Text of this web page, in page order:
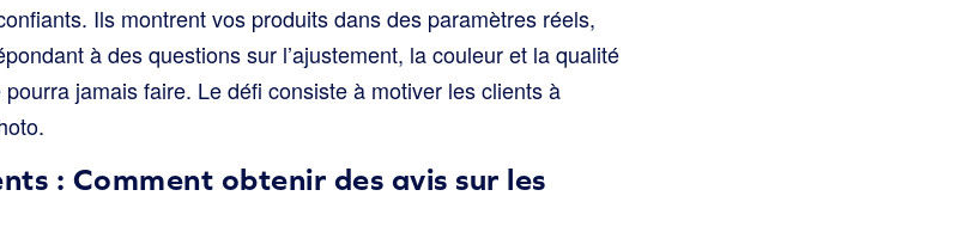
Ils montrent vos produits dans des paramètres réels,
à des questions sur l’ajustement, la couleur et la qualité
jamais faire. Le défi consiste à motiver les clients à
: Comment obtenir des avis sur les